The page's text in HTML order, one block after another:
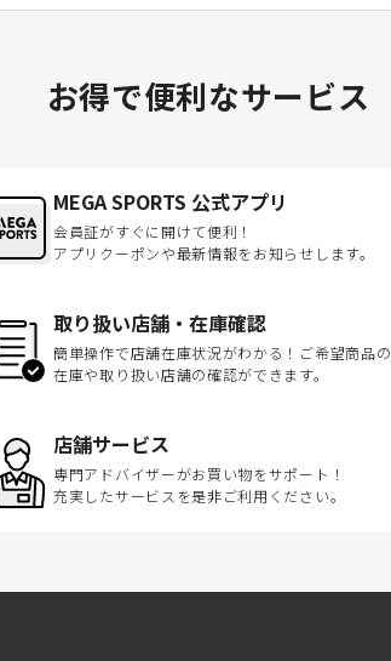
お得で便利なサービス
MEGA SPORTS 公式アプリ
会員証がすぐに開けて便利！
アプリクーポンや最新情報をお知らせします。
取り扱い店舗・在庫確認
簡単操作で店舗在庫状況がわかる！ご希望商品の
在庫や取り扱い店舗の確認ができます。
店舗サービス
専門アドバイザーがお買い物をサポート！
充実したサービスを是非ご利用ください。